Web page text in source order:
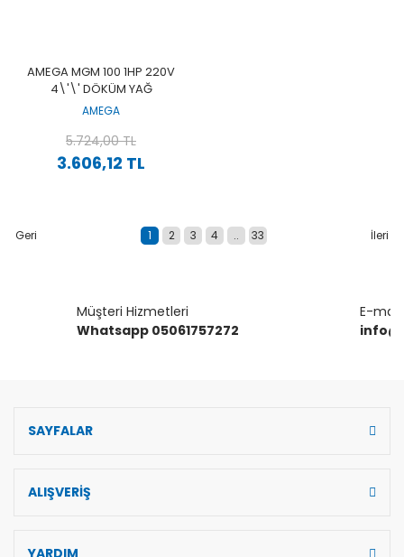
AMEGA MGM 100 1HP 220V
4\'\' DÖKÜM YAĞ
ÇEMBERLI DERIN KUYU
(ECO MOTOR)
AMEGA
3.606,12 TL
5.724,00 TL
1 2 3 4 .. 33
Müşteri Hizmetleri
Whatsapp 05061757272
E-mail
SAYFALAR
ALIŞVERİŞ
YARDIM